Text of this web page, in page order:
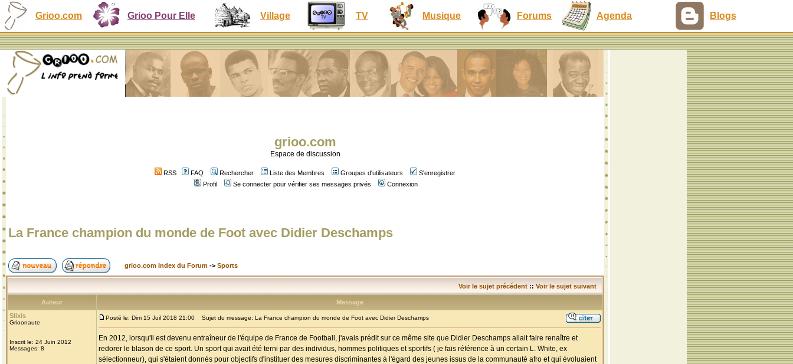
Grioo.com Grioo Pour Elle Village TV Musique Forums Agenda Blogs
grioo.com
Espace de discussion
RSS FAQ Rechercher Liste des Membres Groupes d'utilisateurs
S'enregistrer
Profil
Se connecter pour vérifier ses messages privés Connexion
La France champion du monde de Foot avec Didier Deschamps
grioo.com Index du Forum -> Sports
Voir le sujet précédent :: Voir le sujet suivant
Auteur
Message
Slixis
Grioonaute
Inscrit le: 24 Juin 2012
Messages: 8
Posté le: Dim 15 Juil 2018 21:00 Sujet du message: La France champion du monde de Foot avec Didier Deschamps
En 2012, lorsqu'il est devenu entraîneur de l'équipe de France de Football, j'avais prédit sur ce même site que Didier Deschamps allait faire renaître et
redorer le blason de ce sport. Un sport qui avait été terni par des individus, hommes politiques et sportifs ( je fais référence à un certain L. White, ex
sélectionneur), qui s'étaient donnés pour objectifs d'instituer des mesures discriminantes à l'égard des jeunes issus de la communauté afro et qui évoluaient